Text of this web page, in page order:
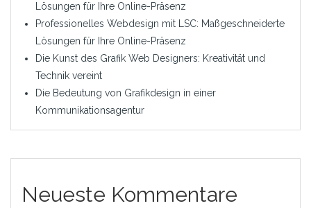
Lösungen für Ihre Online-Präsenz
Professionelles Webdesign mit LSC: Maßgeschneiderte
Lösungen für Ihre Online-Präsenz
Die Kunst des Grafik Web Designers: Kreativität und
Technik vereint
Die Bedeutung von Grafikdesign in einer
Kommunikationsagentur
Neueste Kommentare